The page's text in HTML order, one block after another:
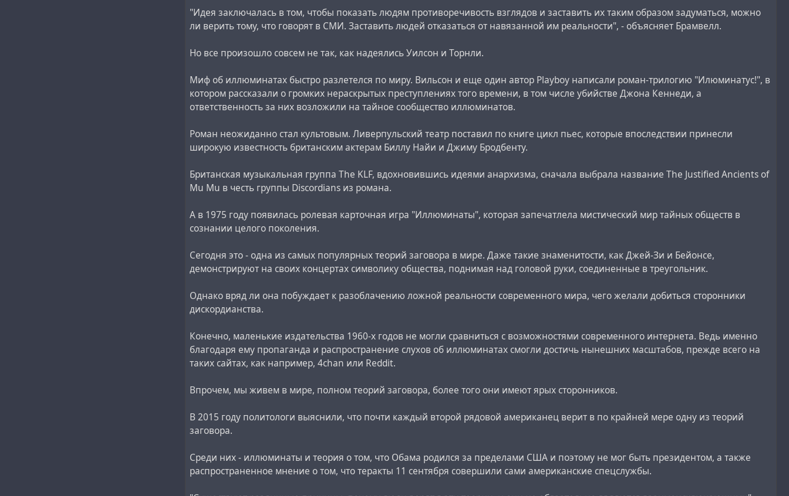
"Идея заключалась в том, чтобы показать людям противоречивость взглядов и заставить их таким образом задуматься, можно
ли верить тому, что говорят в СМИ. Заставить людей отказаться от навязанной им реальности", - объясняет Брамвелл.
Но все произошло совсем не так, как надеялись Уилсон и Торнли.
Миф об иллюминатах быстро разлетелся по миру. Вильсон и еще один автор Playboy написали роман-трилогию "Илюминатус!", в
котором рассказали о громких нераскрытых преступлениях того времени, в том числе убийстве Джона Кеннеди, а
ответственность за них возложили на тайное сообщество иллюминатов.
Роман неожиданно стал культовым. Ливерпульский театр поставил по книге цикл пьес, которые впоследствии принесли
широкую известность британским актерам Биллу Найи и Джиму Бродбенту.
Британская музыкальная группа The KLF, вдохновившись идеями анархизма, сначала выбрала название The Justified Ancients of
Mu Mu в честь группы Discordians из романа.
А в 1975 году появилась ролевая карточная игра "Иллюминаты", которая запечатлела мистический мир тайных обществ в
сознании целого поколения.
Сегодня это - одна из самых популярных теорий заговора в мире. Даже такие знаменитости, как Джей-Зи и Бейонсе,
демонстрируют на своих концертах символику общества, поднимая над головой руки, соединенные в треугольник.
Однако вряд ли она побуждает к разоблачению ложной реальности современного мира, чего желали добиться сторонники
дискордианства.
Конечно, маленькие издательства 1960-х годов не могли сравниться с возможностями современного интернета. Ведь именно
благодаря ему пропаганда и распространение слухов об иллюминатах смогли достичь нынешних масштабов, прежде всего на
таких сайтах, как например, 4chan или Reddit.
Впрочем, мы живем в мире, полном теорий заговора, более того они имеют ярых сторонников.
В 2015 году политологи выяснили, что почти каждый второй рядовой американец верит в по крайней мере одну из теорий
заговора.
Среди них - иллюминаты и теория о том, что Обама родился за пределами США и поэтому не мог быть президентом, а также
распространенное мнение о том, что теракты 11 сентября совершили сами американские спецслужбы.